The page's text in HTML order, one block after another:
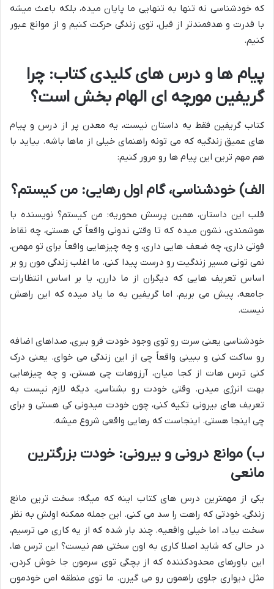
که خودشناسی نه تنها به تنهایی ما پایان میده، بلکه باعث میشه
با قدرت و هدفمندتر از قبل، توی زندگی حرکت کنیم و از موانع عبور
کنیم.
پیام ها و درس های کلیدی کتاب: چرا
گریفین مورچه ای الهام بخش است؟
کتاب گریفین فقط یه داستان نیست، یه معدن پر از درس و پیام
های عمیق زندگیه که می تونه راهنمای خیلی از ماها باشه. بیاید با
هم مهم ترین این پیام ها رو مرور کنیم:
الف) خودشناسی، گام اول رهایی: من کیستم؟
قلب این داستان، همین پرسش محوریه: من کیستم؟ نویسنده با
هوشمندی، نشون میده که تا وقتی ندونی واقعاً کی هستی، چه نقاط
قوتی داری، چه ضعف هایی داری، و چه چیزهایی واقعاً برای تو مهمن،
نمی تونی مسیر زندگیت رو درست پیدا کنی. ما اغلب زندگی مون رو بر
اساس تعریف هایی که دیگران از ما دارن، یا بر اساس انتظارات
جامعه، پیش می بریم. اما گریفین به ما یاد میده که این راهش
نیست.
خودشناسی یعنی سرت رو توی وجود خودت فرو ببری، صداهای اضافه
رو ساکت کنی و ببینی واقعاً چی از این زندگی می خوای. یعنی درک
کنی ترس هات از کجا میان، آرزوهات چی هستن، و چه چیزهایی
بهت انرژی میدن. وقتی خودت رو بشناسی، دیگه لازم نیست به
تعریف های بیرونی تکیه کنی، چون خودت میدونی کی هستی و برای
چی اینجا هستی. اینجاست که رهایی واقعی شروع میشه.
ب) موانع درونی و بیرونی: خودت بزرگترین
مانعی
یکی از مهمترین درس های کتاب اینه که میگه: سخت ترین مانع
زندگی، خودتی که راهت را سد می کنی. این جمله ممکنه اولش به نظر
سخت بیاد، اما خیلی واقعیه. چند بار شده که از یه کاری می ترسیم،
در حالی که شاید اصلا کاری به اون سختی هم نیست؟ این ترس ها،
این باورهای محدودکننده که از بچگی توی سرمون جا خوش کردن،
مثل دیواری جلوی راهمون رو می گیرن. ما توی منطقه امن خودمون